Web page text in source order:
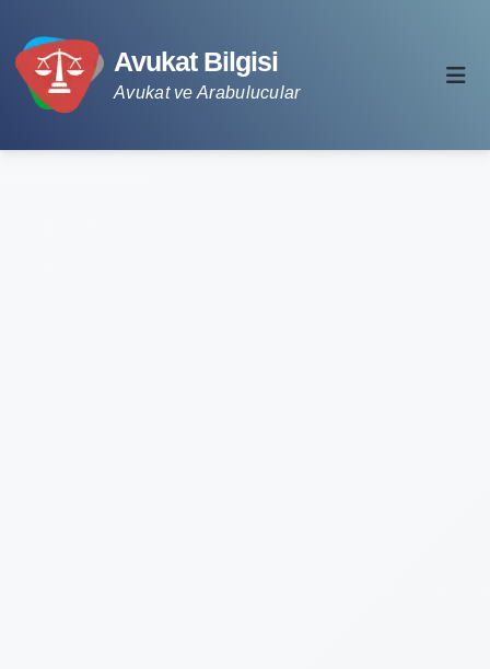
Avukat Bilgisi
Avukat ve Arabulucular